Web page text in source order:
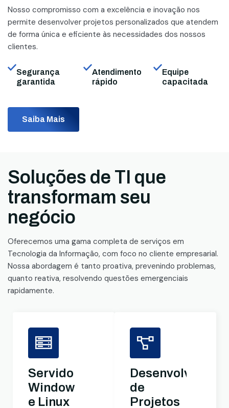
Nosso compromisso com a excelência e inovação nos
permite desenvolver projetos personalizados que atendem
de forma única e eficiente às necessidades dos nossos
clientes.
Segurança
garantida
Atendimento
rápido
Equipe
capacitada
Saiba Mais
Soluções de TI que
transformam seu
negócio
Oferecemos uma gama completa de serviços em
Tecnologia da Informação, com foco no cliente empresarial.
Nossa abordagem é tanto proativa, prevenindo problemas,
quanto reativa, resolvendo questões emergenciais
rapidamente.
Servidores
Windows
e Linux
de
Projetos